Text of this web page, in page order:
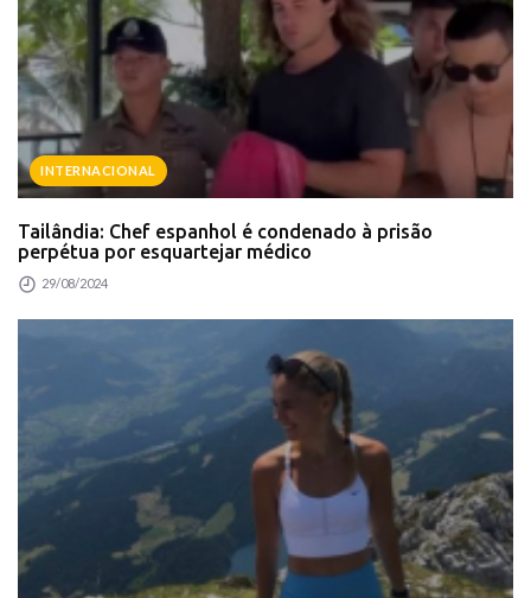
INTERNACIONAL
Tailândia: Chef espanhol é condenado à prisão
perpétua por esquartejar médico
29/08/2024